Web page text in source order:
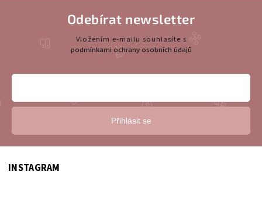
INSTAGRAM
Odebírat newsletter
Vložením e-mailu souhlasíte s
podmínkami ochrany osobních údajů
Přihlásit se